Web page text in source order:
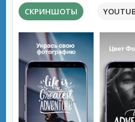
СКРИНШОТЫ